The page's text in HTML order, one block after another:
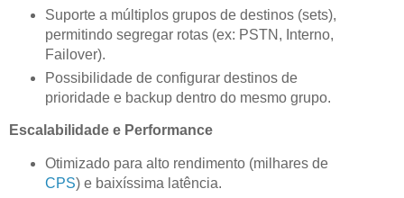
Suporte a múltiplos grupos de destinos (sets),
permitindo segregar rotas (ex: PSTN, Interno,
Failover).
Possibilidade de configurar destinos de
prioridade e backup dentro do mesmo grupo.
Escalabilidade e Performance
Otimizado para alto rendimento (milhares de
CPS) e baixíssima latência.